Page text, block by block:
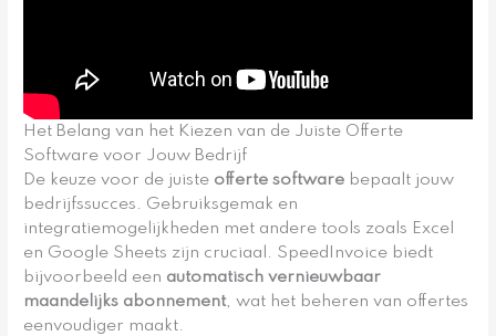
Het Belang van het Kiezen van de Juiste Offerte
Software voor Jouw Bedrijf
De keuze voor de juiste offerte software bepaalt jouw
bedrijfssucces. Gebruiksgemak en
integratiemogelijkheden met andere tools zoals Excel
en Google Sheets zijn cruciaal. SpeedInvoice biedt
bijvoorbeeld een automatisch vernieuwbaar
maandelijks abonnement, wat het beheren van offertes
eenvoudiger maakt.